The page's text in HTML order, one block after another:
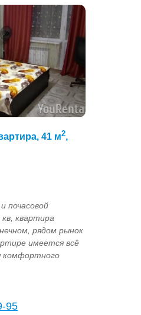
41 м2,
почасовой
квартира
рядом рынок
имеется всё
комфортного
95